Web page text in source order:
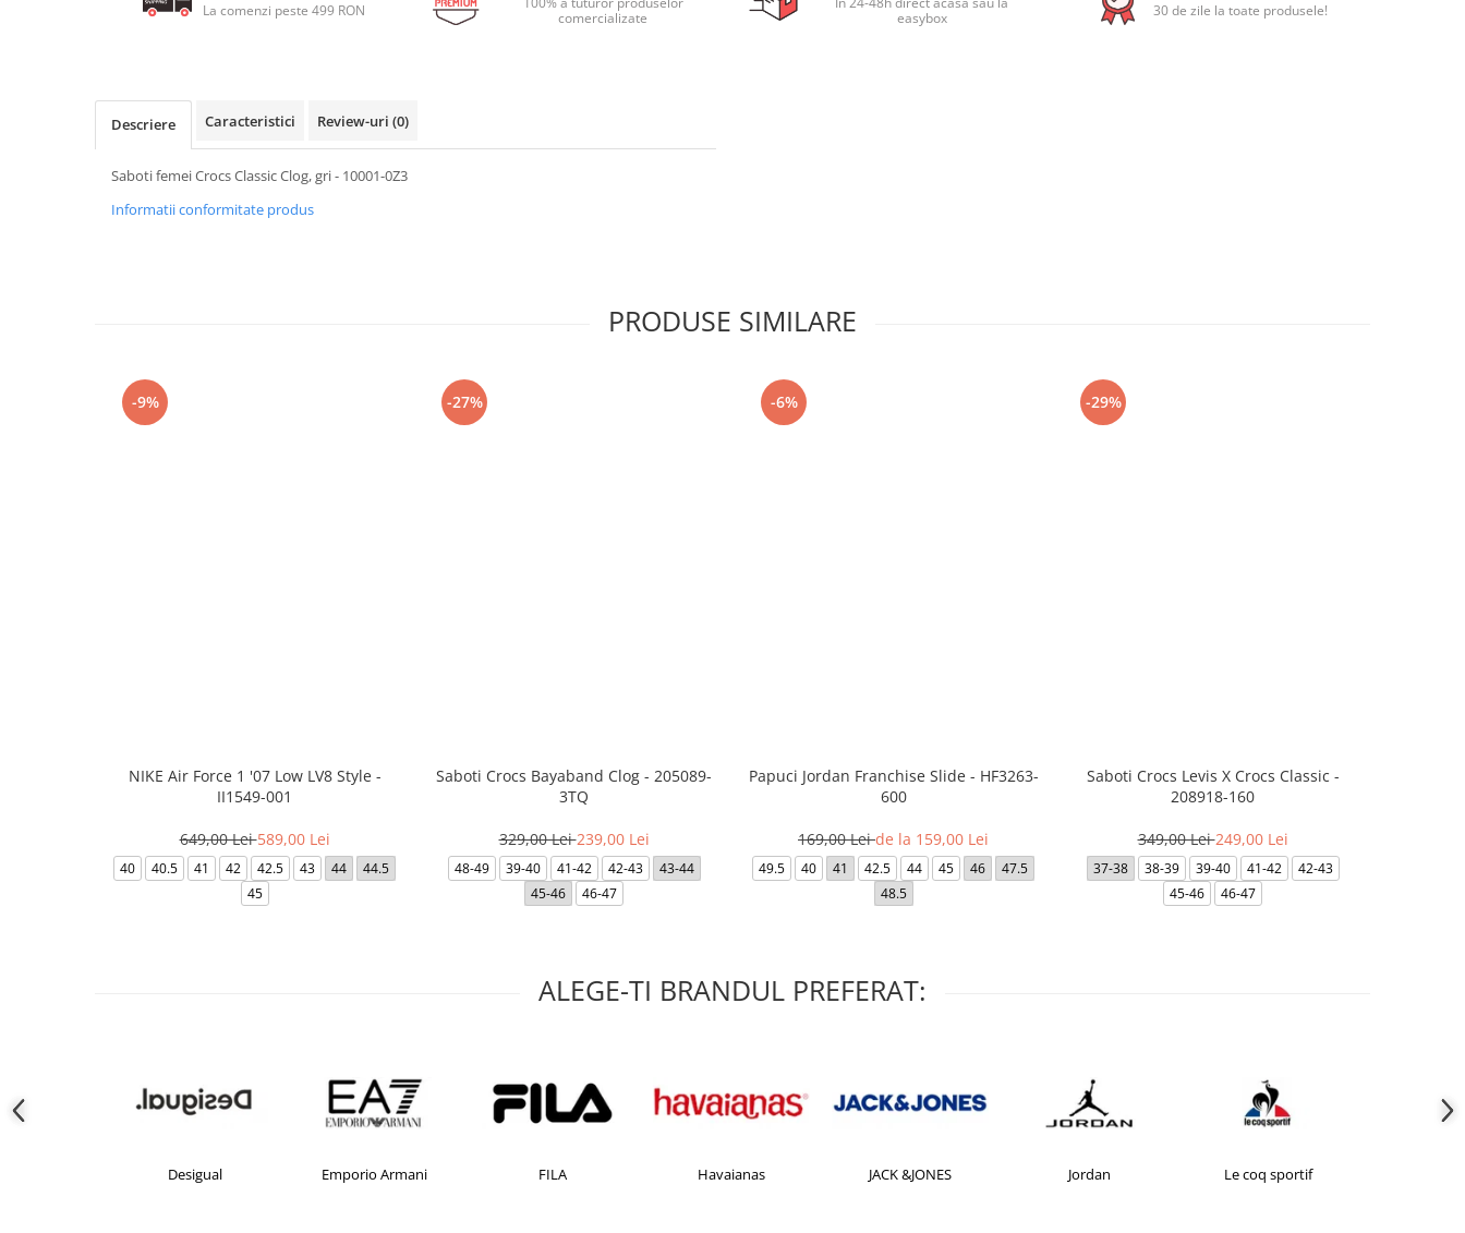
La comenzi peste 499 RON
comercializate
easybox
30 de zile la toate produsele!
Descriere Caracteristici Review-uri (0)
Saboti femei Crocs Classic Clog, gri - 10001-0Z3
Informatii conformitate produs
PRODUSE SIMILARE
-9%
NIKE Air Force 1 '07 Low LV8 Style -
II1549-001
649,00 Lei589,00 Lei
40 40.5 41 42 42.5 43 44
44.5
45
-27%
Saboti Crocs Bayaband Clog - 205089-
3TQ
329,00 Lei239,00 Lei
48-49 39-40 41-42 42-43
43-44
45-46
46-47
-6%
Papuci Jordan Franchise Slide - HF3263-
600
169,00 Leide la 159,00 Lei
49.5 40 41 42.5 44 45 46
47.5
48.5
-29%
Saboti Crocs Levis X Crocs Classic -
208918-160
349,00 Lei249,00 Lei
37-38 38-39 39-40 41-42
42-43
45-46
46-47
ALEGE-TI BRANDUL PREFERAT:
Desigual Emporio Armani FILA Havaianas JACK &JONES Jordan Le coq sportif